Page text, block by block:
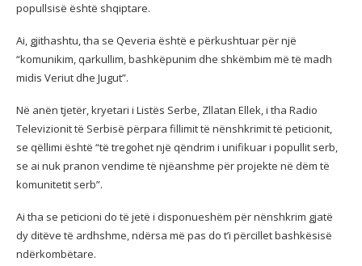
popullsisë është shqiptare.
Ai, gjithashtu, tha se Qeveria është e përkushtuar për një
“komunikim, qarkullim, bashkëpunim dhe shkëmbim më të madh
midis Veriut dhe Jugut”.
Në anën tjetër, kryetari i Listës Serbe, Zllatan Ellek, i tha Radio
Televizionit të Serbisë përpara fillimit të nënshkrimit të peticionit,
se qëllimi është “të tregohet një qëndrim i unifikuar i popullit serb,
se ai nuk pranon vendime të njëanshme për projekte në dëm të
komunitetit serb”.
Ai tha se peticioni do të jetë i disponueshëm për nënshkrim gjatë
dy ditëve të ardhshme, ndërsa më pas do t’i përcillet bashkësisë
ndërkombëtare.